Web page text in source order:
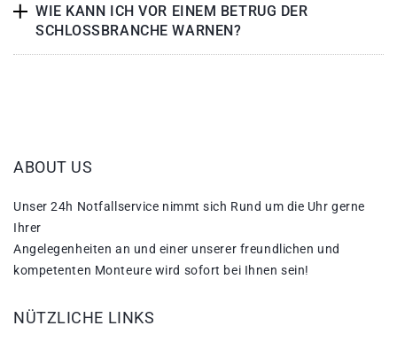
WIE KANN ICH VOR EINEM BETRUG DER
SCHLOSSBRANCHE WARNEN?
ABOUT US
Unser 24h Notfallservice nimmt sich Rund um die Uhr gerne
Ihrer
Angelegenheiten an und einer unserer freundlichen und
kompetenten Monteure wird sofort bei Ihnen sein!
NÜTZLICHE LINKS